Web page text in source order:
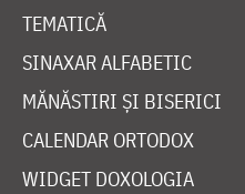
TEMATICĂ
SINAXAR ALFABETIC
MĂNĂSTIRI ȘI BISERICI
CALENDAR ORTODOX
WIDGET DOXOLOGIA